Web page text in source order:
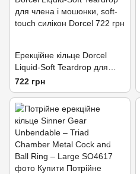
Ерекційне кільце Dorcel
Liquid-Soft Teardrop для
члена і мошонки, soft-touch
силікон
722 грн